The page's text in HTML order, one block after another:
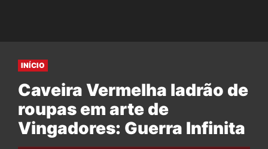
INÍCIO
Caveira Vermelha ladrão de
roupas em arte de
Vingadores: Guerra Infinita